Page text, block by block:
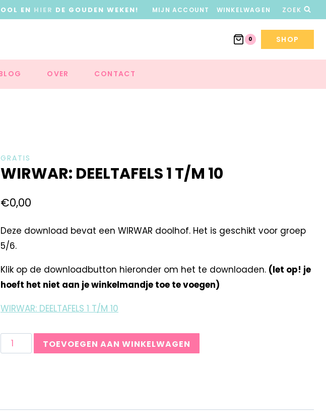
EN HIER DE GOUDEN WEKEN! MIJN ACCOUNT WINKELWAGEN ZOEK
0 SHOP
OVER CONTACT
GRATIS
WIRWAR: DEELTAFELS 1 T/M 10
€0,00
Deze download bevat een WIRWAR doolhof. Het is geschikt voor groep
5/6.
Klik op de downloadbutton hieronder om het te downloaden. (let op! je
hoeft het niet aan je winkelmandje toe te voegen)
WIRWAR: DEELTAFELS 1 T/M 10
TOEVOEGEN AAN WINKELWAGEN